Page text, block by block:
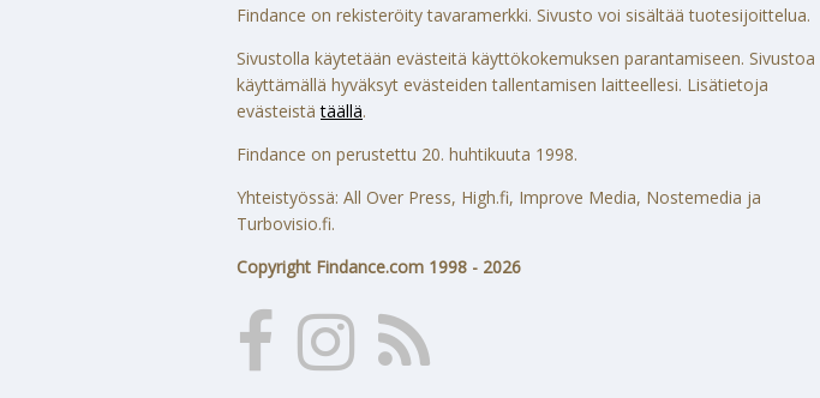
Findance on rekisteröity tavaramerkki. Sivusto voi sisältää tuotesijoittelua.
Sivustolla käytetään evästeitä käyttökokemuksen parantamiseen. Sivustoa
käyttämällä hyväksyt evästeiden tallentamisen laitteellesi. Lisätietoja
evästeistätäällä.
Findance on perustettu 20. huhtikuuta 1998.
Yhteistyössä: All Over Press, High.fi, Improve Media, Nostemedia ja
Turbovisio.fi.
Copyright Findance.com 1998 - 2026